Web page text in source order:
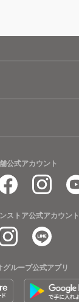
公式アカウント
ストア公式アカウント
グループ公式アプリ